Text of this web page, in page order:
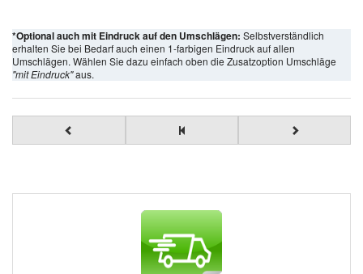
*Optional auch mit Eindruck auf den Umschlägen: Selbstverständlich
erhalten Sie bei Bedarf auch einen 1-farbigen Eindruck auf allen
Umschlägen. Wählen Sie dazu einfach oben die Zusatzoption Umschläge
"mit Eindruck"aus.